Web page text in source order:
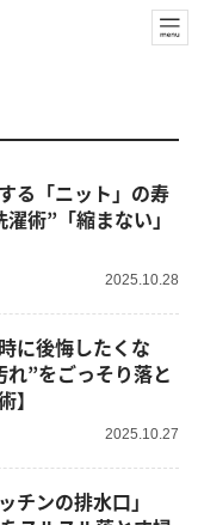
る「ニット」の寿
術”「縮まない」
2025.10.28
に後悔したくな
”をごっそり落と
】
2025.10.27
ンの排水口」